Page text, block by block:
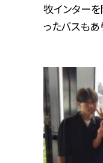
牧インター
ったバスもあ